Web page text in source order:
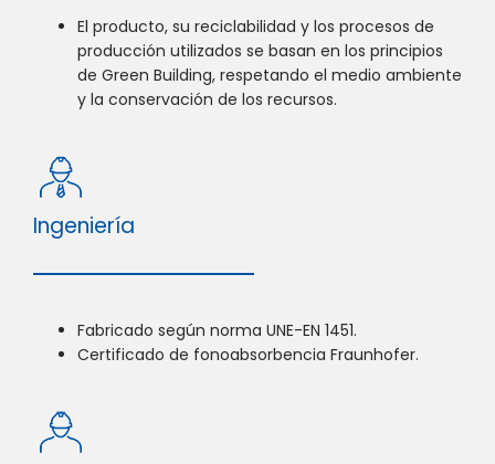
El producto, su reciclabilidad y los procesos de
producción utilizados se basan en los principios
de Green Building, respetando el medio ambiente
y la conservación de los recursos.
Ingeniería
Fabricado según norma UNE-EN 1451.
Certificado de fonoabsorbencia Fraunhofer.